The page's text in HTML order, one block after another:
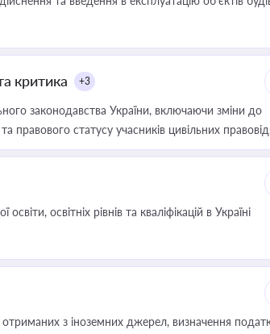
критика +3
законодавства України, включаючи зміни до
правового статусу учасників цивільних
освітніх рівнів та кваліфікацій в Україні
отриманих з іноземних джерел, визначення